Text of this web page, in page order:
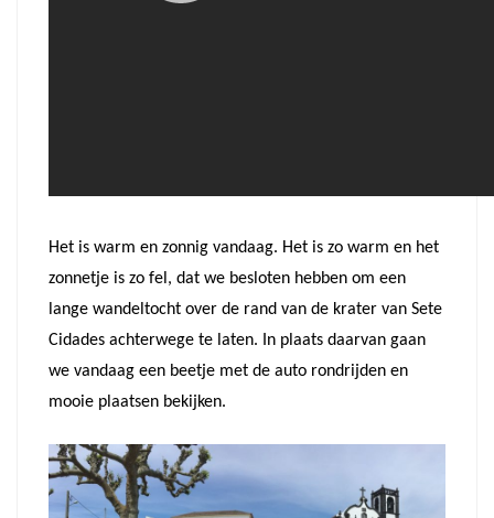
Het is warm en zonnig vandaag. Het is zo warm en het
zonnetje is zo fel, dat we besloten hebben om een
lange wandeltocht over de rand van de krater van Sete
Cidades achterwege te laten. In plaats daarvan gaan
we vandaag een beetje met de auto rondrijden en
mooie plaatsen bekijken.